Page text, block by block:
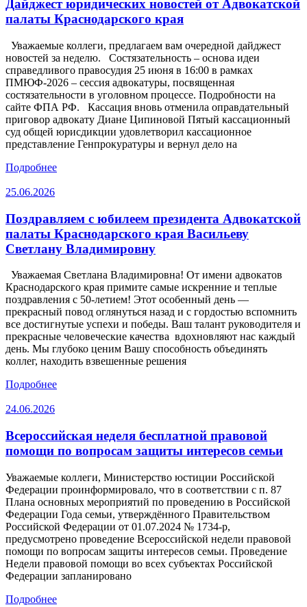
Дайджест юридических новостей от Адвокатской
палаты Краснодарского края
Уважаемые коллеги, предлагаем вам очередной дайджест
новостей за неделю. Состязательность – основа идеи
справедливого правосудия 25 июня в 16:00 в рамках
ПМЮФ-2026 – сессия адвокатуры, посвященная
состязательности в уголовном процессе. Подробности на
сайте ФПА РФ. Кассация вновь отменила оправдательный
приговор адвокату Диане Ципиновой Пятый кассационный
суд общей юрисдикции удовлетворил кассационное
представление Генпрокуратуры и вернул дело на
Подробнее
25.06.2026
Поздравляем с юбилеем президента Адвокатской
палаты Краснодарского края Васильеву
Светлану Владимировну
Уважаемая Светлана Владимировна! От имени адвокатов
Краснодарского края примите самые искренние и теплые
поздравления с 50-летием! Этот особенный день —
прекрасный повод оглянуться назад и с гордостью вспомнить
все достигнутые успехи и победы. Ваш талант руководителя и
прекрасные человеческие качества вдохновляют нас каждый
день. Мы глубоко ценим Вашу способность объединять
коллег, находить взвешенные решения
Подробнее
24.06.2026
Всероссийская неделя бесплатной правовой
помощи по вопросам защиты интересов семьи
Уважаемые коллеги, Министерство юстиции Российской
Федерации проинформировало, что в соответствии с п. 87
Плана основных мероприятий по проведению в Российской
Федерации Года семьи, утверждённого Правительством
Российской Федерации от 01.07.2024 № 1734-р,
предусмотрено проведение Всероссийской недели правовой
помощи по вопросам защиты интересов семьи. Проведение
Недели правовой помощи во всех субъектах Российской
Федерации запланировано
Подробнее